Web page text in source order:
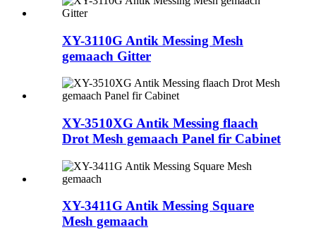
XY-3110G Antik Messing Mesh
gemaach Gitter
XY-3510XG Antik Messing flaach
Drot Mesh gemaach Panel fir Cabinet
XY-3411G Antik Messing Square
Mesh gemaach